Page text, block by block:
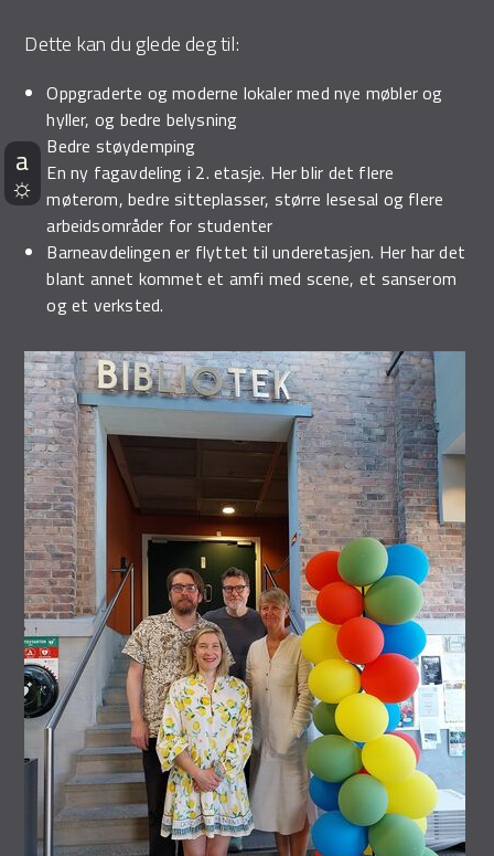
Dette kan du glede deg til:
Oppgraderte og moderne lokaler med nye møbler og
hyller, og bedre belysning
Bedre støydemping
En ny fagavdeling i 2. etasje. Her blir det flere
møterom, bedre sitteplasser, større lesesal og flere
arbeidsområder for studenter
Barneavdelingen er flyttet til underetasjen. Her har det
blant annet kommet et amfi med scene, et sanserom
og et verksted.